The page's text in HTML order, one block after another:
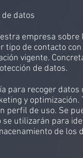
datos
empresa
tipo de contacto
vigente.
de datos.
para recoger
y
perfil de uso. Se
utilizarán para
de